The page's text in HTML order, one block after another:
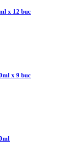
x 12 buc
x 9 buc